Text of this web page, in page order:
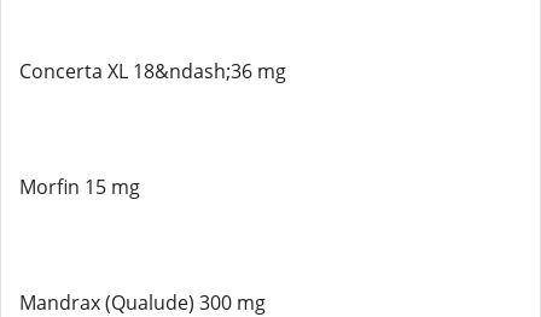
Concerta XL 18&ndash;36 mg
Morfin 15 mg
Mandrax (Qualude) 300 mg